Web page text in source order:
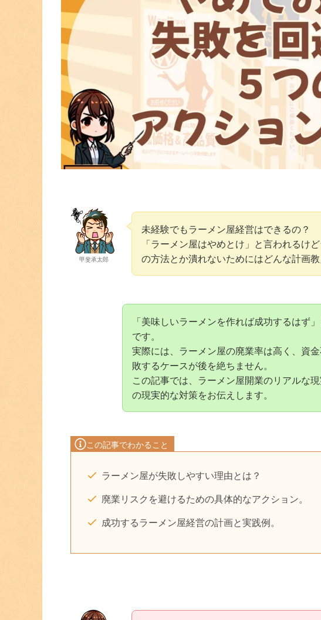
甲斐承太郎
未経験でもラーメン屋経営はできるの？
「ラーメン屋はやめとけ」と言われるけ
の方法とか潰れないためにはどんな計画教
「美味しいラーメンを作れば成功するはず
です。
実際には、ラーメン屋の廃業率は高く、資
敗するケースが後を絶ちません。
この記事では、ラーメン屋開業のリアルな
の現実的な対策をお伝えします。
この記事でわかること
ラーメン屋が失敗しやすい理由とは？
廃業リスクを避けるための具体的なアクション。
成功するラーメン屋経営の計画と実践例。